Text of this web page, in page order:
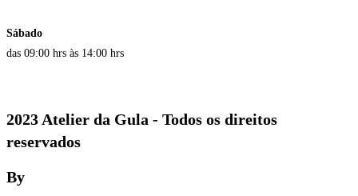
Sábado
das 09:00 hrs às 14:00 hrs
2023 Atelier da Gula - Todos os direitos
reservados
By